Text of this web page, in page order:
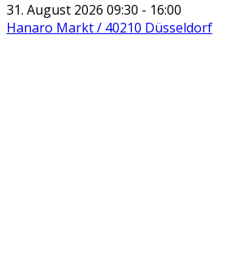
31. August 2026 09:30 - 16:00
Hanaro Markt / 40210 Düsseldorf